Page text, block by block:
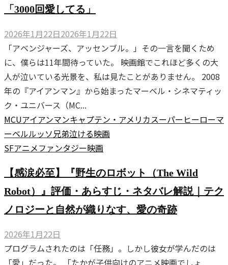
「3000回愛してる」
2026年1月22日2026年1月22日
「アベンジャーズ、アッセンブル。」その一言を聞くため
に、僕らは11年間待っていた。 映画館でこれほど多くの大
人が泣いている光景を、私は見たことがありません。 2008
年の『アイアンマン』から始まったマーベル・シネマティッ
ク・ユニバース（MC...
MCUアイアンマンキャプテン・アメリカスーパーヒーローマ
ーベルルッソ兄弟泣ける映画
SFアニメファンタジー映画
【感涙必至】『野生のロボット（The Wild
Robot）』評価・あらすじ・ネタバレ解説｜テク
ノロジーと自然が織りなす、愛の奇跡
2026年1月22日
プログラムされたのは「任務」。しかし彼女が学んだのは